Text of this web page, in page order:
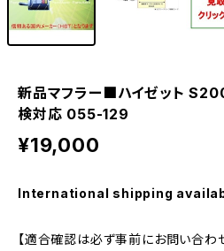
新品マフラー■ハイゼット
検対応 055-129
¥19,000
International shipping
【適合確認は必ず事前にお問い合わせ